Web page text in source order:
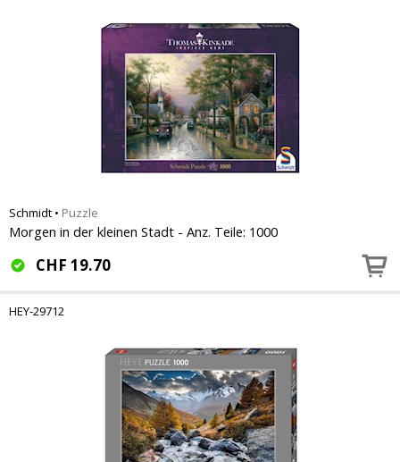
Schmidt • Puzzle
Morgen in der kleinen Stadt - Anz. Teile: 1000
CHF 19.70
HEY-29712